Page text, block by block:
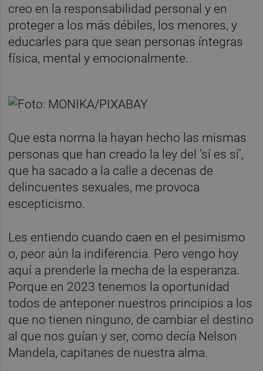
creo en la responsabilidad personal y en
proteger a los más débiles, los menores, y
educarles para que sean personas íntegras
física, mental y emocionalmente.
Que esta norma la hayan hecho las mismas
personas que han creado la ley del ‘sí es sí’,
que ha sacado a la calle a decenas de
delincuentes sexuales, me provoca
escepticismo.
Les entiendo cuando caen en el pesimismo
o, peor aún la indiferencia. Pero vengo hoy
aquí a prenderle la mecha de la esperanza.
Porque en 2023 tenemos la oportunidad
todos de anteponer nuestros principios a los
que no tienen ninguno, de cambiar el destino
al que nos guían y ser, como decía Nelson
Mandela, capitanes de nuestra alma.